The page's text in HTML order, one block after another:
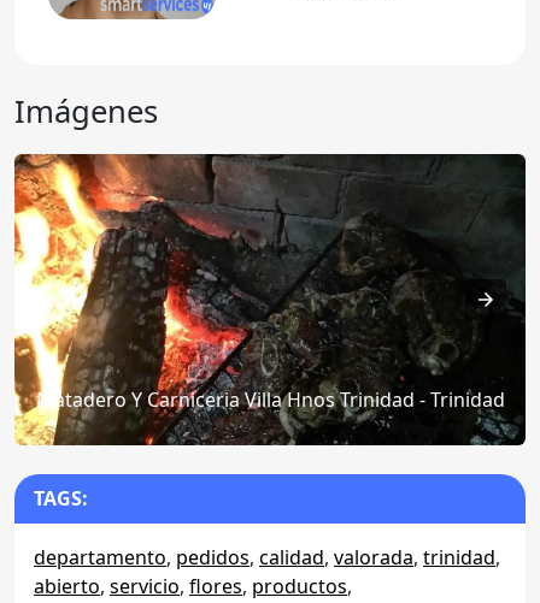
Imágenes
Matadero Y Carniceria Villa Hnos Trinidad - Trinidad
TAGS:
departamento, pedidos, calidad, valorada, trinidad,
abierto, servicio, flores, productos,